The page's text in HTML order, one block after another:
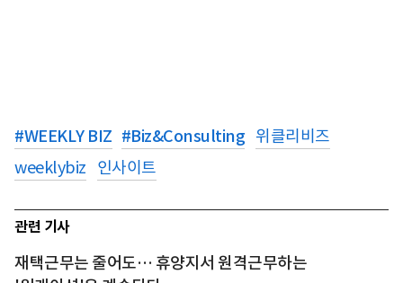
#WEEKLY BIZ #Biz&Consulting 위클리비즈
weeklybiz
인사이트
관련 기사
재택근무는 줄어도… 휴양지서 원격근무하는